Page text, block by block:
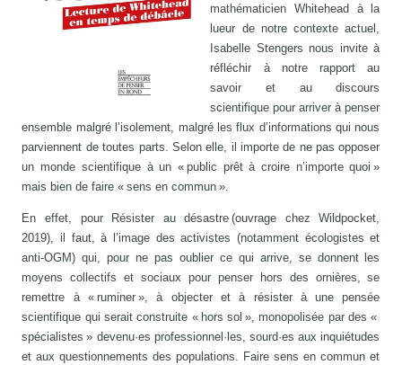
mathématicien Whitehead à la
lueur de notre contexte actuel,
Isabelle Stengers nous invite à
réfléchir à notre rapport au
savoir et au discours
scientifique pour arriver à penser
ensemble malgré l’isolement, malgré les flux d’informations qui nous
parviennent de toutes parts. Selon elle, il importe de ne pas opposer
un monde scientifique à un « public prêt à croire n’importe quoi »
mais bien de faire « sens en commun ».
En effet, pour Résister au désastre (ouvrage chez Wildpocket,
2019), il faut, à l’image des activistes (notamment écologistes et
anti-OGM) qui, pour ne pas oublier ce qui arrive, se donnent les
moyens collectifs et sociaux pour penser hors des ornières, se
remettre à « ruminer », à objecter et à résister à une pensée
scientifique qui serait construite « hors sol », monopolisée par des «
spécialistes » devenu·es professionnel·les, sourd·es aux inquiétudes
et aux questionnements des populations. Faire sens en commun et